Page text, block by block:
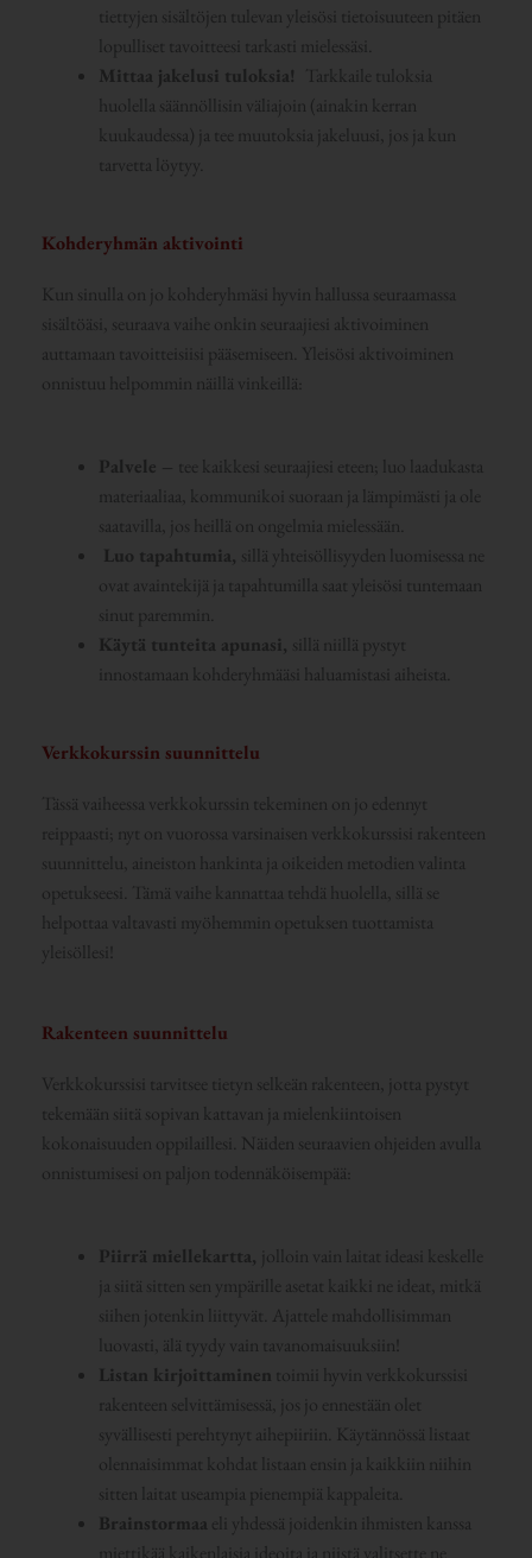
tiettyjen sisältöjen tulevan yleisösi tietoisuuteen pitäen
lopulliset tavoitteesi tarkasti mielessäsi.
Mittaa jakelusi tuloksia!
Tarkkaile tuloksia
huolella säännöllisin väliajoin (ainakin kerran
kuukaudessa) ja tee muutoksia jakeluusi, jos ja kun
tarvetta löytyy.
Kohderyhmän aktivointi
Kun sinulla on jo kohderyhmäsi hyvin hallussa seuraamassa
sisältöäsi, seuraava vaihe onkin seuraajiesi aktivoiminen
auttamaan tavoitteisiisi pääsemiseen. Yleisösi aktivoiminen
onnistuu helpommin näillä vinkeillä:
Palvele –
tee kaikkesi seuraajiesi eteen; luo laadukasta
materiaaliaa, kommunikoi suoraan ja lämpimästi ja ole
saatavilla, jos heillä on ongelmia mielessään.
Luo tapahtumia, sillä yhteisöllisyyden luomisessa ne
ovat avaintekijä ja tapahtumilla saat yleisösi tuntemaan
sinut paremmin.
Käytä tunteita apunasi, sillä niillä pystyt
innostamaan kohderyhmääsi haluamistasi aiheista.
Verkkokurssin suunnittelu
Tässä vaiheessa verkkokurssin tekeminen on jo edennyt
reippaasti; nyt on vuorossa varsinaisen verkkokurssisi rakenteen
suunnittelu, aineiston hankinta ja oikeiden metodien valinta
opetukseesi. Tämä vaihe kannattaa tehdä huolella, sillä se
helpottaa valtavasti myöhemmin opetuksen tuottamista
yleisöllesi!
Rakenteen suunnittelu
Verkkokurssisi tarvitsee tietyn selkeän rakenteen, jotta pystyt
tekemään siitä sopivan kattavan ja mielenkiintoisen
kokonaisuuden oppilaillesi. Näiden seuraavien ohjeiden avulla
onnistumisesi on paljon todennäköisempää:
Piirrä miellekartta, jolloin vain laitat ideasi keskelle
ja siitä sitten sen ympärille asetat kaikki ne ideat, mitkä
siihen jotenkin liittyvät. Ajattele mahdollisimman
luovasti, älä tyydy vain tavanomaisuuksiin!
Listan kirjoittaminen toimii hyvin verkkokurssisi
rakenteen selvittämisessä, jos jo ennestään olet
syvällisesti perehtynyt aihepiiriin. Käytännössä listaat
olennaisimmat kohdat listaan ensin ja kaikkiin niihin
sitten laitat useampia pienempiä kappaleita.
Brainstormaa eli yhdessä joidenkin ihmisten kanssa